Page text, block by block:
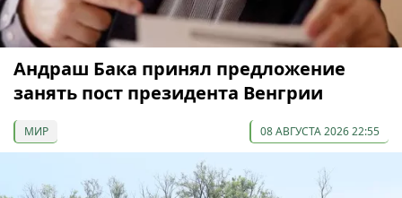
Андраш Бака принял предложение
занять пост президента Венгрии
МИР 08 АВГУСТА 2026 22:55